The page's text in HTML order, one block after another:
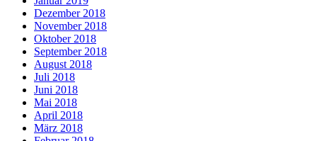
Dezember 2018
November 2018
Oktober 2018
September 2018
August 2018
Juli 2018
Juni 2018
Mai 2018
April 2018
März 2018